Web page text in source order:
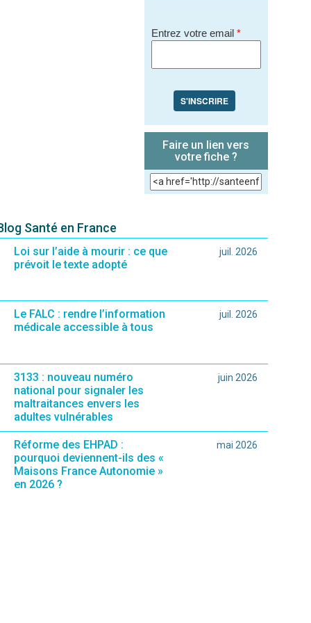
Entrez votre email *
S'INSCRIRE
Faire un lien vers
votre fiche ?
Santé en France
Loi sur l’aide à mourir : ce que
prévoit le texte adopté
juil. 2026
Le FALC : rendre l’information
médicale accessible à tous
juil. 2026
3133 : nouveau numéro
national pour signaler les
maltraitances envers les
adultes vulnérables
juin 2026
Réforme des EHPAD :
pourquoi deviennent-ils des «
Maisons France Autonomie »
en 2026 ?
mai 2026